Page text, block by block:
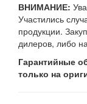
ВНИМАНИЕ:
Участились
продукции.
дилеров, либо
Гарантийные
только на